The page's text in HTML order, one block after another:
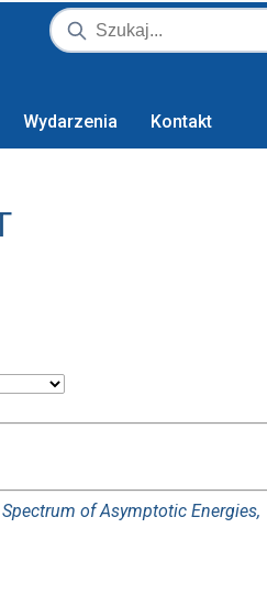
Wydarzenia Kontakt
of Asymptotic Energies,